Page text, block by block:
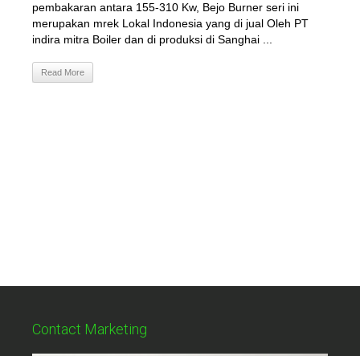
pembakaran antara 155-310 Kw, Bejo Burner seri ini
merupakan mrek Lokal Indonesia yang di jual Oleh PT
indira mitra Boiler dan di produksi di Sanghai ...
Read More
Contact Marketing